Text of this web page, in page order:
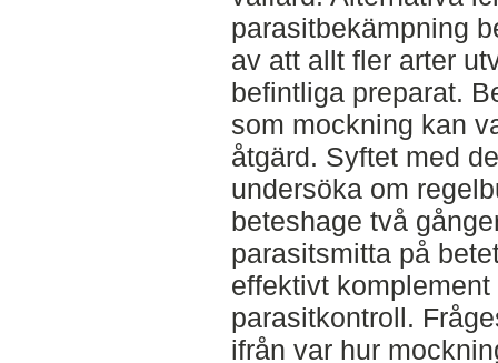
parasitbekämpning
av att allt fler arter
befintliga preparat.
som mockning kan
åtgärd. Syftet med
undersöka om
beteshage två
parasitsmitta på
effektivt
parasitkontroll.
ifrån var hur